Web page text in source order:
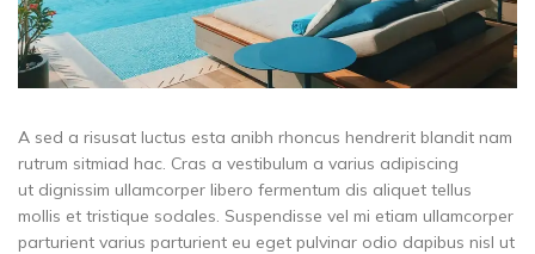
A sed a risusat luctus esta anibh rhoncus hendrerit blandit nam
rutrum sitmiad hac. Cras a vestibulum a varius adipiscing
ut dignissim ullamcorper libero fermentum dis aliquet tellus
mollis et tristique sodales. Suspendisse vel mi etiam ullamcorper
parturient varius parturient eu eget pulvinar odio dapibus nisl ut